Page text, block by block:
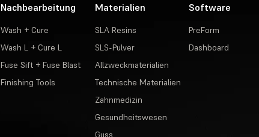
Nachbearbeitung
Wash + Cure
Wash L + Cure L
Fuse Sift + Fuse Blast
Finishing Tools
Materialien
SLA Resins
SLS-Pulver
Allzweckmaterialien
Technische Materialien
Zahnmedizin
Gesundheitswesen
Guss
Software
PreForm
Dashboard